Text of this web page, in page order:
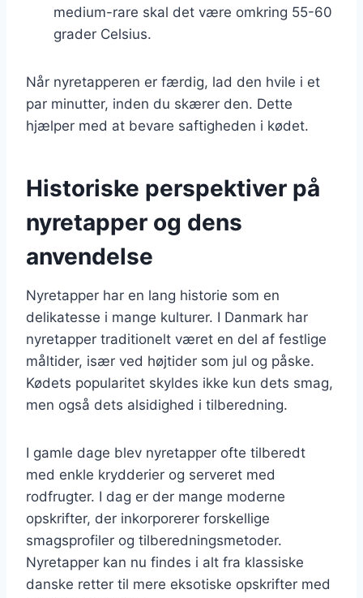
medium-rare skal det være omkring 55-60
grader Celsius.
Når nyretapperen er færdig, lad den hvile i et
par minutter, inden du skærer den. Dette
hjælper med at bevare saftigheden i kødet.
Historiske perspektiver på
nyretapper og dens
anvendelse
Nyretapper har en lang historie som en
delikatesse i mange kulturer. I Danmark har
nyretapper traditionelt været en del af festlige
måltider, især ved højtider som jul og påske.
Kødets popularitet skyldes ikke kun dets smag,
men også dets alsidighed i tilberedning.
I gamle dage blev nyretapper ofte tilberedt
med enkle krydderier og serveret med
rodfrugter. I dag er der mange moderne
opskrifter, der inkorporerer forskellige
smagsprofiler og tilberedningsmetoder.
Nyretapper kan nu findes i alt fra klassiske
danske retter til mere eksotiske opskrifter med